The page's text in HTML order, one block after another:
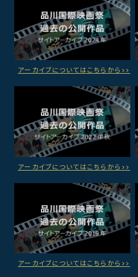
アーカイブについてはこちらから>>
アーカイブについてはこちらから>>
アーカイブについてはこちらから>>